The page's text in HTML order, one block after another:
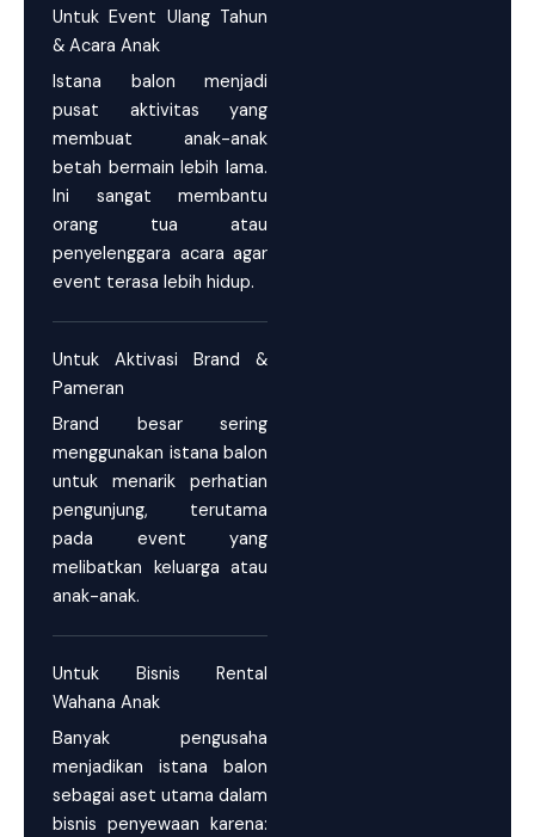
Untuk Event Ulang Tahun
& Acara Anak
Istana balon menjadi
pusat aktivitas yang
membuat anak-anak
betah bermain lebih lama.
Ini sangat membantu
orang tua atau
penyelenggara acara agar
event terasa lebih hidup.
Untuk Aktivasi Brand &
Pameran
Brand besar sering
menggunakan istana balon
untuk menarik perhatian
pengunjung, terutama
pada event yang
melibatkan keluarga atau
anak-anak.
Untuk Bisnis Rental
Wahana Anak
Banyak pengusaha
menjadikan istana balon
sebagai aset utama dalam
bisnis penyewaan karena: